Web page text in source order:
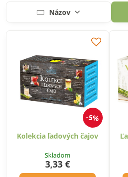
Názov
5%
Kolekcia ľadových čajov
Skladom
3,33 €